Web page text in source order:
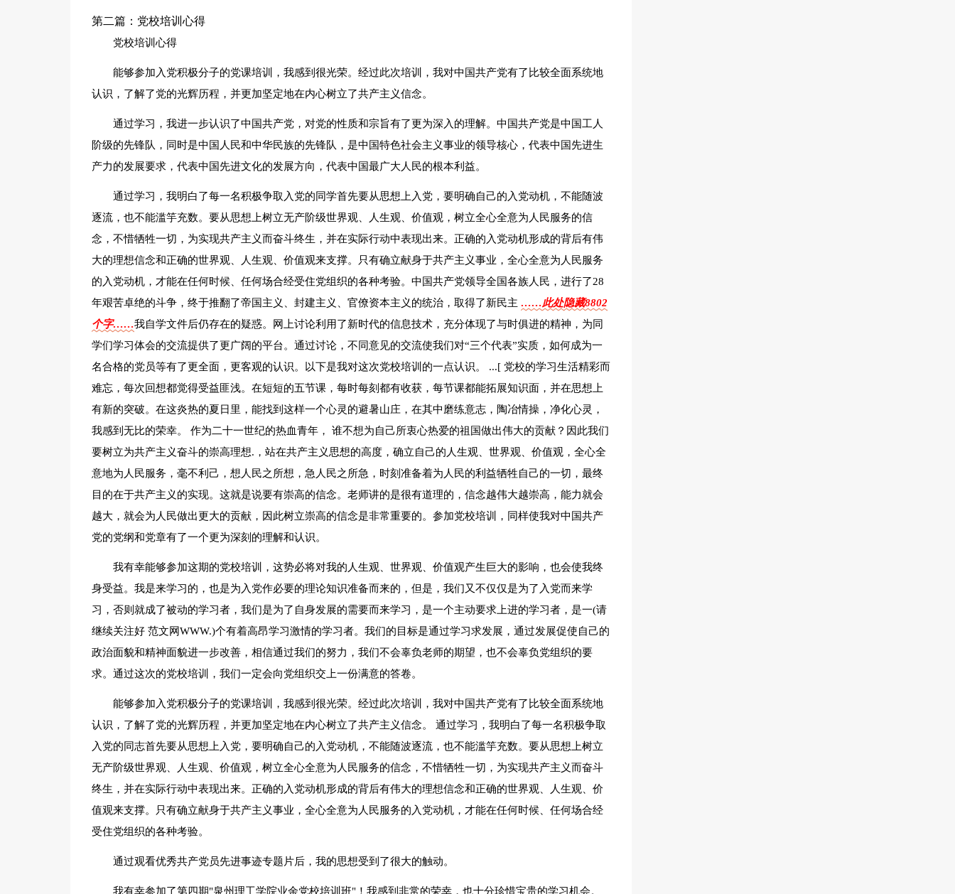
第二篇：党校培训心得
党校培训心得
能够参加入党积极分子的党课培训，我感到很光荣。经过此次培训，我对中国共产党有了比较全面系统地
认识，了解了党的光辉历程，并更加坚定地在内心树立了共产主义信念。
通过学习，我进一步认识了中国共产党，对党的性质和宗旨有了更为深入的理解。中国共产党是中国工人
阶级的先锋队，同时是中国人民和中华民族的先锋队，是中国特色社会主义事业的领导核心，代表中国先进生
产力的发展要求，代表中国先进文化的发展方向，代表中国最广大人民的根本利益。
通过学习，我明白了每一名积极争取入党的同学首先要从思想上入党，要明确自己的入党动机，不能随波
逐流，也不能滥竽充数。要从思想上树立无产阶级世界观、人生观、价值观，树立全心全意为人民服务的信
念，不惜牺牲一切，为实现共产主义而奋斗终生，并在实际行动中表现出来。正确的入党动机形成的背后有伟
大的理想信念和正确的世界观、人生观、价值观来支撑。只有确立献身于共产主义事业，全心全意为人民服务
的入党动机，才能在任何时候、任何场合经受住党组织的各种考验。中国共产党领导全国各族人民，进行了28
年艰苦卓绝的斗争，终于推翻了帝国主义、封建主义、官僚资本主义的统治，取得了新民主 ……此处隐藏8802
个字……我自学文件后仍存在的疑惑。网上讨论利用了新时代的信息技术，充分体现了与时俱进的精神，为同
学们学习体会的交流提供了更广阔的平台。通过讨论，不同意见的交流使我们对“三个代表”实质，如何成为一
名合格的党员等有了更全面，更客观的认识。以下是我对这次党校培训的一点认识。 ...[ 党校的学习生活精彩而
难忘，每次回想都觉得受益匪浅。在短短的五节课，每时每刻都有收获，每节课都能拓展知识面，并在思想上
有新的突破。在这炎热的夏日里，能找到这样一个心灵的避暑山庄，在其中磨练意志，陶冶情操，净化心灵，
我感到无比的荣幸。 作为二十一世纪的热血青年， 谁不想为自己所衷心热爱的祖国做出伟大的贡献？因此我们
要树立为共产主义奋斗的崇高理想.，站在共产主义思想的高度，确立自己的人生观、世界观、价值观，全心全
意地为人民服务，毫不利己，想人民之所想，急人民之所急，时刻准备着为人民的利益牺牲自己的一切，最终
目的在于共产主义的实现。这就是说要有崇高的信念。老师讲的是很有道理的，信念越伟大越崇高，能力就会
越大，就会为人民做出更大的贡献，因此树立崇高的信念是非常重要的。参加党校培训，同样使我对中国共产
党的党纲和党章有了一个更为深刻的理解和认识。
我有幸能够参加这期的党校培训，这势必将对我的人生观、世界观、价值观产生巨大的影响，也会使我终
身受益。我是来学习的，也是为入党作必要的理论知识准备而来的，但是，我们又不仅仅是为了入党而来学
习，否则就成了被动的学习者，我们是为了自身发展的需要而来学习，是一个主动要求上进的学习者，是一(请
继续关注好 范文网WWW.)个有着高昂学习激情的学习者。我们的目标是通过学习求发展，通过发展促使自己的
政治面貌和精神面貌进一步改善，相信通过我们的努力，我们不会辜负老师的期望，也不会辜负党组织的要
求。通过这次的党校培训，我们一定会向党组织交上一份满意的答卷。
能够参加入党积极分子的党课培训，我感到很光荣。经过此次培训，我对中国共产党有了比较全面系统地
认识，了解了党的光辉历程，并更加坚定地在内心树立了共产主义信念。 通过学习，我明白了每一名积极争取
入党的同志首先要从思想上入党，要明确自己的入党动机，不能随波逐流，也不能滥竽充数。要从思想上树立
无产阶级世界观、人生观、价值观，树立全心全意为人民服务的信念，不惜牺牲一切，为实现共产主义而奋斗
终生，并在实际行动中表现出来。正确的入党动机形成的背后有伟大的理想信念和正确的世界观、人生观、价
值观来支撑。只有确立献身于共产主义事业，全心全意为人民服务的入党动机，才能在任何时候、任何场合经
受住党组织的各种考验。
通过观看优秀共产党员先进事迹专题片后，我的思想受到了很大的触动。
我有幸参加了第四期"泉州理工学院业余党校培训班"！我感到非常的荣幸，也十分珍惜宝贵的学习机会。